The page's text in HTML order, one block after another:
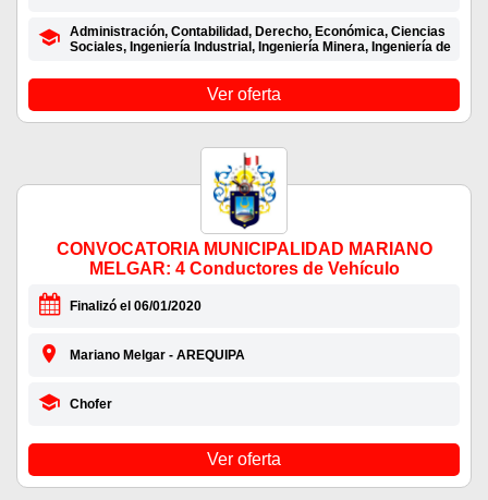
Administración, Contabilidad, Derecho, Económica, Ciencias
Sociales, Ingeniería Industrial, Ingeniería Minera, Ingeniería de
Ver oferta
CONVOCATORIA MUNICIPALIDAD MARIANO
MELGAR: 4 Conductores de Vehículo
Finalizó el 06/01/2020
Mariano Melgar - AREQUIPA
Chofer
Ver oferta